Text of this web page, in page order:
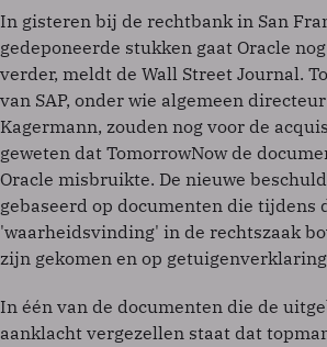
In gisteren bij de rechtbank in San
gedeponeerde stukken gaat Oracle
verder, meldt de Wall Street Journal.
van SAP, onder wie algemeen
Kagermann, zouden nog voor de
geweten dat TomorrowNow de
Oracle misbruikte. De nieuwe
gebaseerd op documenten die tijdens
'waarheidsvinding' in de rechtszaak
zijn gekomen en op
In één van de documenten die de
aanklacht vergezellen staat dat